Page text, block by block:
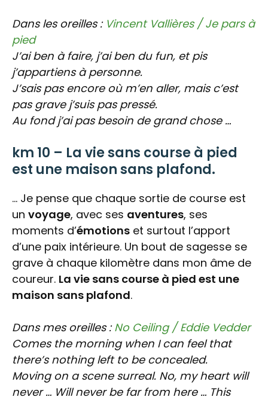
Dans les oreilles : Vincent Vallières / Je pars à
pied
J’ai ben à faire, j’ai ben du fun, et pis
j’appartiens à personne.
J’sais pas encore où m’en aller, mais c’est
pas grave j’suis pas pressé.
Au fond j’ai pas besoin de grand chose …
km 10 – La vie sans course à pied
est une maison sans plafond.
… Je pense que chaque sortie de course est
un voyage, avec ses aventures, ses
moments d’émotions et surtout l’apport
d’une paix intérieure. Un bout de sagesse se
grave à chaque kilomètre dans mon âme de
coureur. La vie sans course à pied est une
maison sans plafond.
Dans mes oreilles : No Ceiling / Eddie Vedder
Comes the morning when I can feel that
there’s nothing left to be concealed.
Moving on a scene surreal. No, my heart will
never … Will never be far from here … This